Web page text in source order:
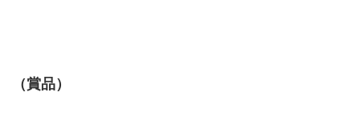
（賞品）